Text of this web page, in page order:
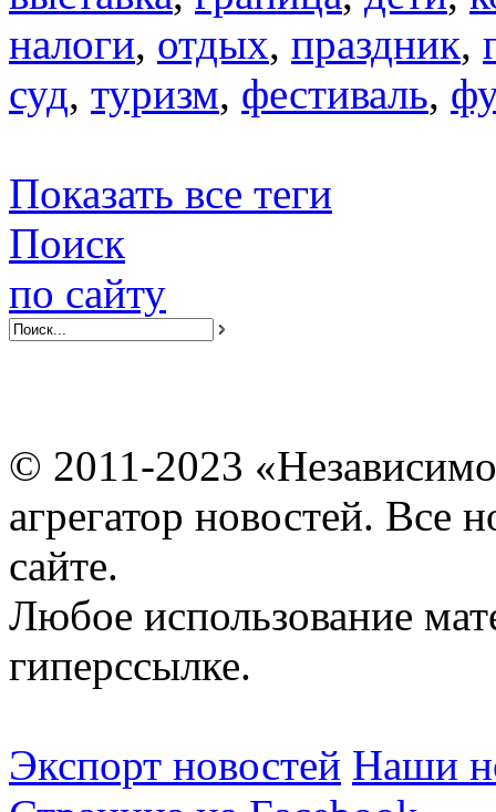
налоги, отдых, праздник,
суд, туризм, фестиваль,
Показать все теги
Поиск
по сайту
© 2011-2023
агрегатор новостей. Все
сайте.
Любое использование
гиперссылке.
Экспорт новостей Наши